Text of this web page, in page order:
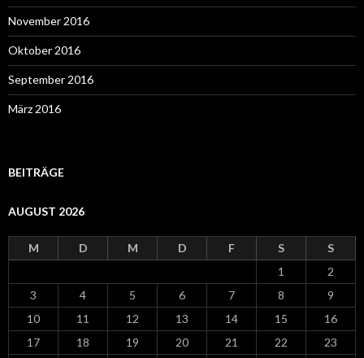
November 2016
Oktober 2016
September 2016
März 2016
BEITRÄGE
AUGUST 2026
M D M D F S
S
1
2
3
4 5 6 7 8
9
10
11 12 13 14 15
16
17
18 19 20 21 22
23